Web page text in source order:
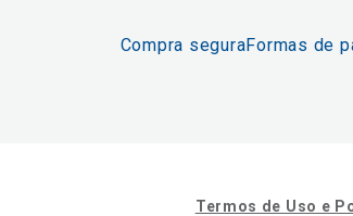
Compra seguraFormas de
Termos de Uso e